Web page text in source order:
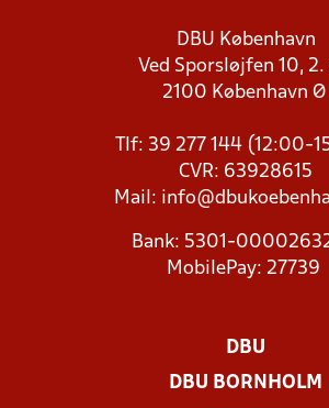
DBU København
Ved Sporsløjfen 10, 2.
2100 København Ø
Tlf: 39 277 144 (12:00-
CVR: 63928615
Mail:
Bank: 5301-
MobilePay: 27739
DBU
DBU BORNHOLM